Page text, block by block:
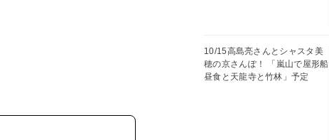
10/15高島亮さんとシャスタ美
穂の京さんぽ！ 「嵐山で屋形船
昼食と天龍寺と竹林」予定